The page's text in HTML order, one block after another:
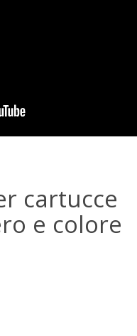
cartucce
e colore